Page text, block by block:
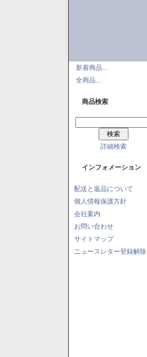
新着商品...
全商品...
商品検索
詳細検索
インフォメーション
配送と返品について
個人情報保護方針
会社案内
お問い合わせ
サイトマップ
ニュースレター登録解除